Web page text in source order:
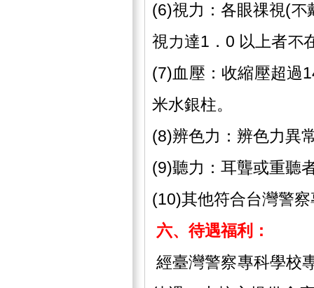
(6)視力：各眼祼視(不
視力達1．0 以上者不
(7)血壓：收縮壓超過
米水銀柱。
(8)辨色力：辨色力異
(9)聽力：耳聾或重聽
(10)其他符合台灣警
六、 待遇福利 ：
經臺灣警察專科學校